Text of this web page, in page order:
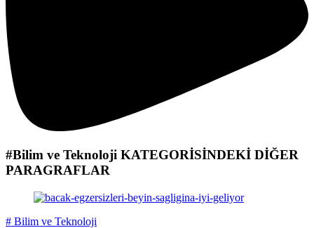
#Bilim ve Teknoloji KATEGORİSİNDEKİ DİĞER
PARAGRAFLAR
# Bilim ve Teknoloji